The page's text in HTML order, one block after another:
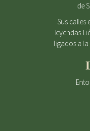
de
Sus calles
ligados a la